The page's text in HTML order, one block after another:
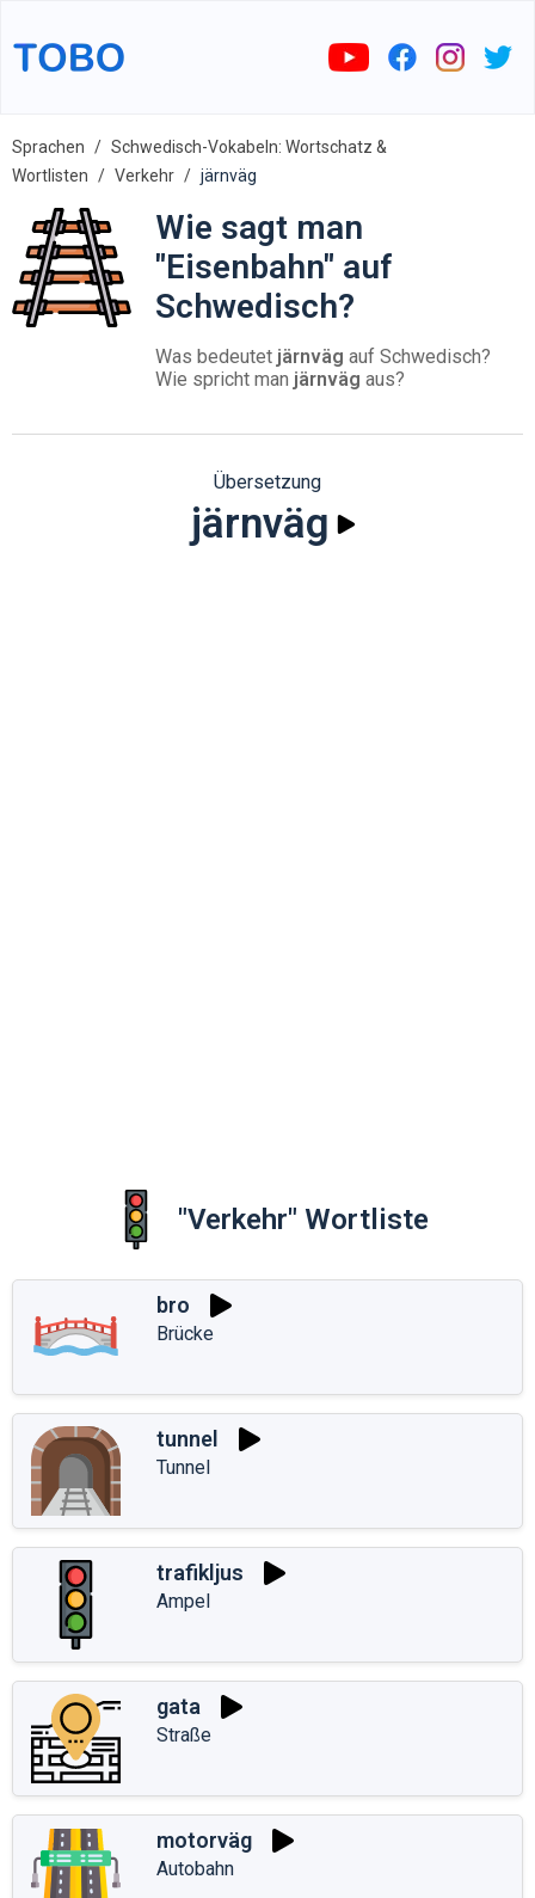
Sprachen
Schwedisch-Vokabeln: Wortschatz &
Wortlisten
Verkehr järnväg
Wie sagt man
"Eisenbahn" auf
Schwedisch?
Was bedeutet järnväg auf Schwedisch?
Wie spricht man järnväg aus?
Übersetzung
järnväg
"Verkehr" Wortliste
bro
Brücke
tunnel
Tunnel
trafikljus
Ampel
gata
Straße
motorväg
Autobahn